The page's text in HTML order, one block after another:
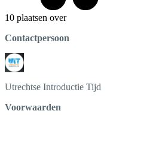
10 plaatsen over
Contactpersoon
Utrechtse Introductie Tijd
Voorwaarden